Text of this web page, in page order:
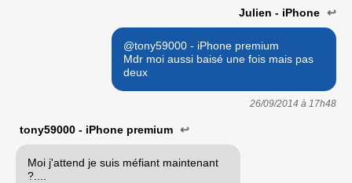
Julien - iPhone ↩
@tony59000 - iPhone premium
Mdr moi aussi baisé une fois mais pas
deux
26/09/2014 à 17h48
tony59000 - iPhone premium ↩
Moi j'attend je suis méfiant maintenant
?....